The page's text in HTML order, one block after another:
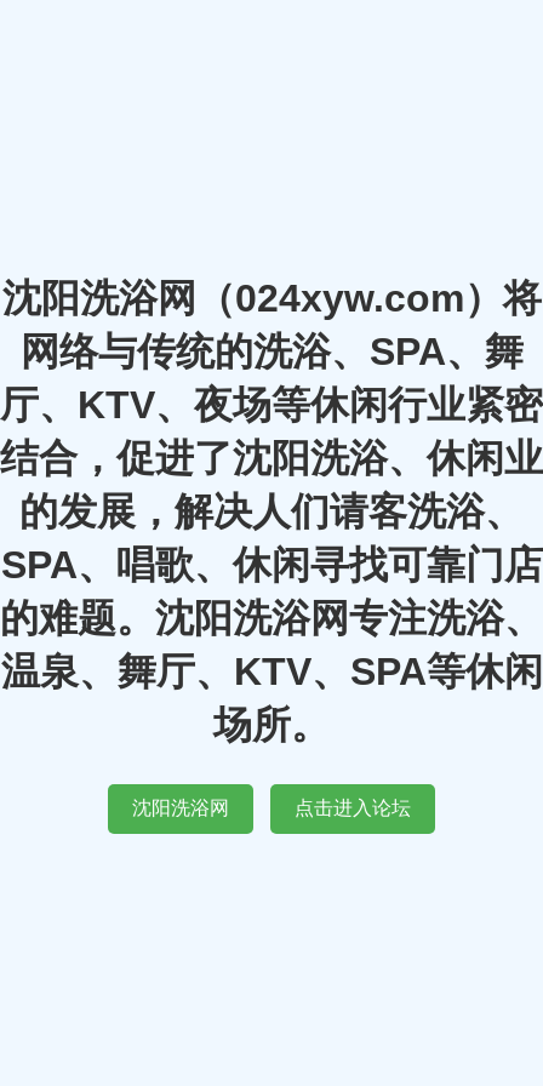
沈阳洗浴网（024xyw.com）将
网络与传统的洗浴、SPA、舞
厅、KTV、夜场等休闲行业紧密
结合，促进了沈阳洗浴、休闲业
的发展，解决人们请客洗浴、
SPA、唱歌、休闲寻找可靠门店
的难题。沈阳洗浴网专注洗浴、
温泉、舞厅、KTV、SPA等休闲
场所。
沈阳洗浴网 点击进入论坛